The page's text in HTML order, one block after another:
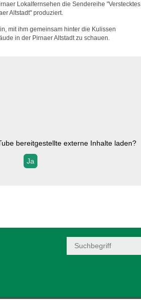
Lokalfernsehen die Sendereihe "Verstecktes
Altstadt" produziert.
mit ihm gemeinsam hinter die Kulissen
in der Pirnaer Altstadt zu schauen.
bereitgestellte externe Inhalte laden?
Ja